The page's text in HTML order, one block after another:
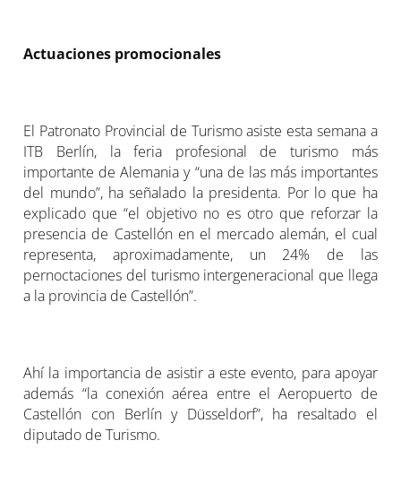
Actuaciones promocionales
El Patronato Provincial de Turismo asiste esta semana a
ITB Berlín, la feria profesional de turismo más
importante de Alemania y “una de las más importantes
del mundo”, ha señalado la presidenta. Por lo que ha
explicado que “el objetivo no es otro que reforzar la
presencia de Castellón en el mercado alemán, el cual
representa, aproximadamente, un 24% de las
pernoctaciones del turismo intergeneracional que llega
a la provincia de Castellón”.
Ahí la importancia de asistir a este evento, para apoyar
además “la conexión aérea entre el Aeropuerto de
Castellón con Berlín y Düsseldorf”, ha resaltado el
diputado de Turismo.